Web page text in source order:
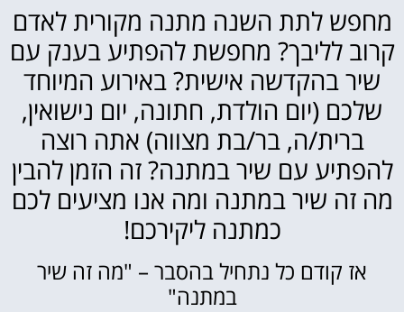
מחפש לתת השנה מתנה מקורית לאדם
קרוב לליבך? מחפשת להפתיע בענק עם
שיר בהקדשה אישית? באירוע המיוחד
שלכם (יום הולדת, חתונה, יום נישואין,
ברית/ה, בר/בת מצווה) אתה רוצה
להפתיע עם שיר במתנה? זה הזמן להבין
מה זה שיר במתנה ומה אנו מציעים לכם
כמתנה ליקירכם!
אז קודם כל נתחיל בהסבר – "מה זה שיר
במתנה"